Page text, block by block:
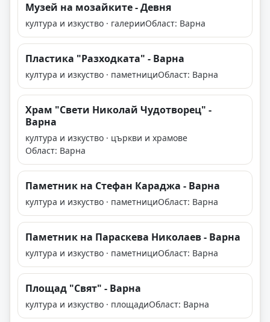
Музей на мозайките - Девня
култура и изкуство · галерииОбласт: Варна
Пластика "Разходката" - Варна
култура и изкуство · паметнициОбласт: Варна
Храм "Свети Николай Чудотворец" -
Варна
култура и изкуство · църкви и храмове
Област: Варна
Паметник на Стефан Караджа - Варна
култура и изкуство · паметнициОбласт: Варна
Паметник на Параскева Николаев - Варна
култура и изкуство · паметнициОбласт: Варна
Площад "Свят" - Варна
култура и изкуство · площадиОбласт: Варна